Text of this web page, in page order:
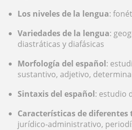
Los niveles de la lengua:
Variedades de la lengua:
diastráticas y diafásicas
Morfología del español:
sustantivo, adjetivo,
Sintaxis del español: estudio
Características de diferentes
jurídico-administrativo,